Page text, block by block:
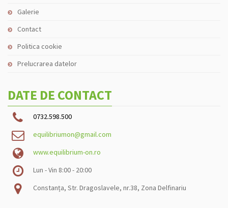
Galerie
Contact
Politica cookie
Prelucrarea datelor
DATE DE CONTACT
0732.598.500
equilibriumon@gmail.com
www.equilibrium-on.ro
Lun - Vin 8:00 - 20:00
Constanța, Str. Dragoslavele, nr.38, Zona Delfinariu